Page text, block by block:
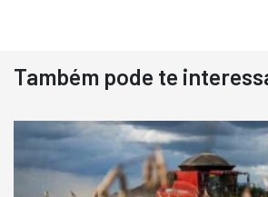
Pá Carregadeira Cat 966
Ano 1987
R$ 145.000
Também pode te